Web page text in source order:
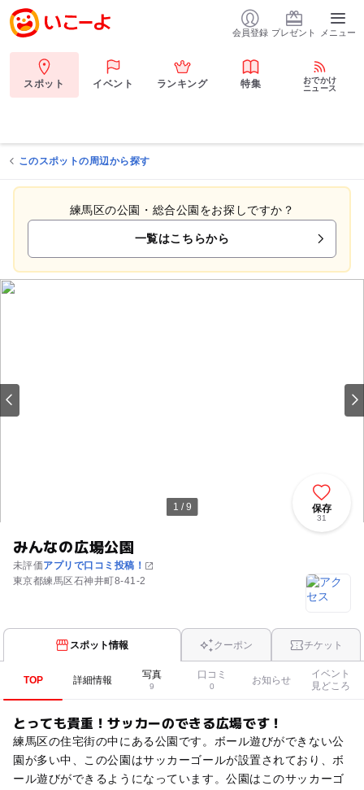
会員登録 プレゼント メニュー
スポット イベント ランキング 特集
おでかけ
ニュース
このスポットの周辺から探す
練馬区の公園・総合公園をお探しですか？
一覧はこちらから
1 / 9
みんなの広場公園
未評価アプリで口コミ投稿！
東京都練馬区石神井町8-41-2
保存
31
スポット情報 クーポン チケット
TOP 詳細情報 写真
9
口コミ
0
お知らせ
イベント
見どころ
とっても貴重！サッカーのできる広場です！
練馬区の住宅街の中にある公園です。ボール遊びができない公
園が多い中、この公園はサッカーゴールが設置されており、ボ
ール遊びができるようになっています。公園はこのサッカーゴ